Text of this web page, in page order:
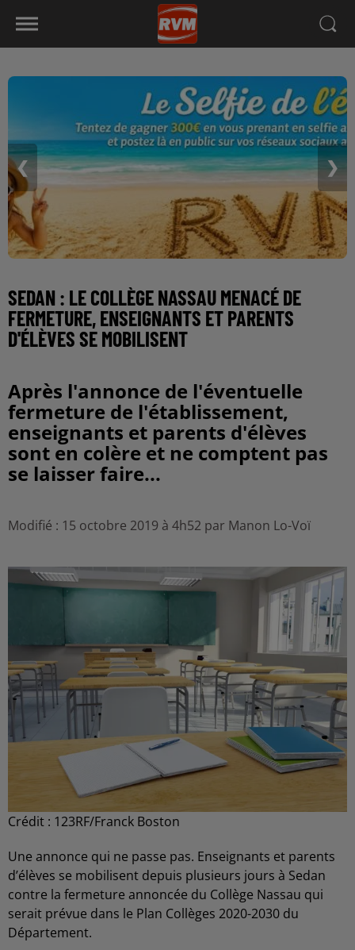
❮ ❯
SEDAN : LE COLLÈGE NASSAU MENACÉ DE
FERMETURE, ENSEIGNANTS ET PARENTS
D'ÉLÈVES SE MOBILISENT
Après l'annonce de l'éventuelle
fermeture de l'établissement,
enseignants et parents d'élèves
sont en colère et ne comptent pas
se laisser faire...
Modifié : 15 octobre 2019 à 4h52 par Manon Lo-Voï
Crédit : 123RF/Franck Boston
Une annonce qui ne passe pas. Enseignants et parents
d’élèves se mobilisent depuis plusieurs jours à Sedan
contre la fermeture annoncée du Collège Nassau qui
serait prévue dans le Plan Collèges 2020-2030 du
Département.